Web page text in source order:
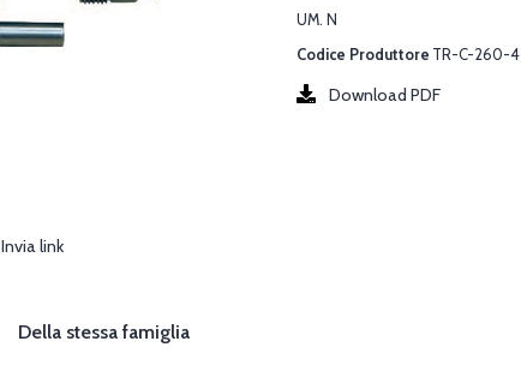
UM. N
Download PDF
Codice Produttore TR-C-260-4
Invia link
Della stessa famiglia